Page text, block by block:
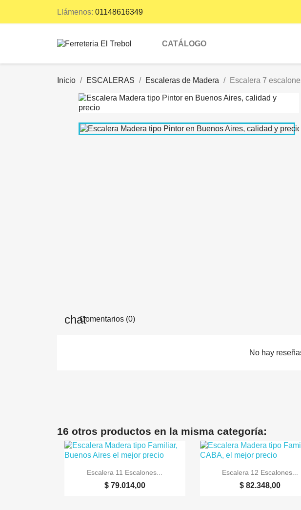
Llámenos: 01148616349
CATÁLOGO
Inicio ESCALERAS Escaleras de Madera Escalera 7
Comentarios (0)
No hay
16 otros productos en la misma categoría:
 Vista rápida
Escalera 11 Escalones...
$ 79.014,00
 Vista rápida
Escalera 12 Escalones...
$ 82.348,00